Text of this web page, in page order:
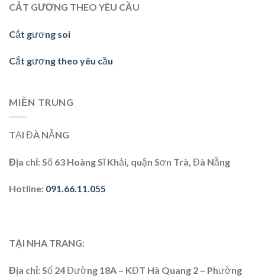
CẮT GƯƠNG THEO YÊU CẦU
Cắt gương soi
Cắt gương theo yêu cầu
MIỀN TRUNG
TẠI ĐÀ NẴNG
Địa chỉ: Số 63 Hoàng Sĩ Khải, quận Sơn Trà, Đà Nẵng
Hotline: 091.66.11.055
TẠI NHA TRANG:
Địa chỉ: Số 24 Đường 18A – KĐT Hà Quang 2 – Phường